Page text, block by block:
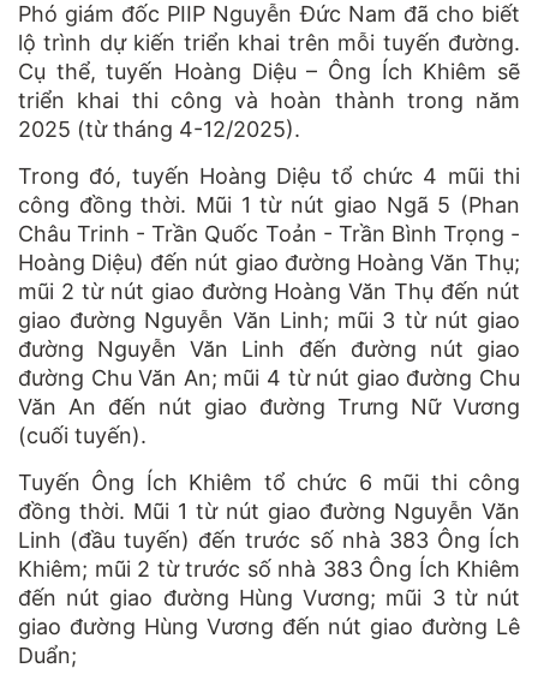
Phó giám đốc PIIP Nguyễn Đức Nam đã cho biết
lộ trình dự kiến triển khai trên mỗi tuyến đường.
Cụ thể, tuyến Hoàng Diệu – Ông Ích Khiêm sẽ
triển khai thi công và hoàn thành trong năm
2025 (từ tháng 4-12/2025).
Trong đó, tuyến Hoàng Diệu tổ chức 4 mũi thi
công đồng thời. Mũi 1 từ nút giao Ngã 5 (Phan
Châu Trinh - Trần Quốc Toản - Trần Bình Trọng -
Hoàng Diệu) đến nút giao đường Hoàng Văn Thụ;
mũi 2 từ nút giao đường Hoàng Văn Thụ đến nút
giao đường Nguyễn Văn Linh; mũi 3 từ nút giao
đường Nguyễn Văn Linh đến đường nút giao
đường Chu Văn An; mũi 4 từ nút giao đường Chu
Văn An đến nút giao đường Trưng Nữ Vương
(cuối tuyến).
Tuyến Ông Ích Khiêm tổ chức 6 mũi thi công
đồng thời. Mũi 1 từ nút giao đường Nguyễn Văn
Linh (đầu tuyến) đến trước số nhà 383 Ông Ích
Khiêm; mũi 2 từ trước số nhà 383 Ông Ích Khiêm
đến nút giao đường Hùng Vương; mũi 3 từ nút
giao đường Hùng Vương đến nút giao đường Lê
Duẩn;